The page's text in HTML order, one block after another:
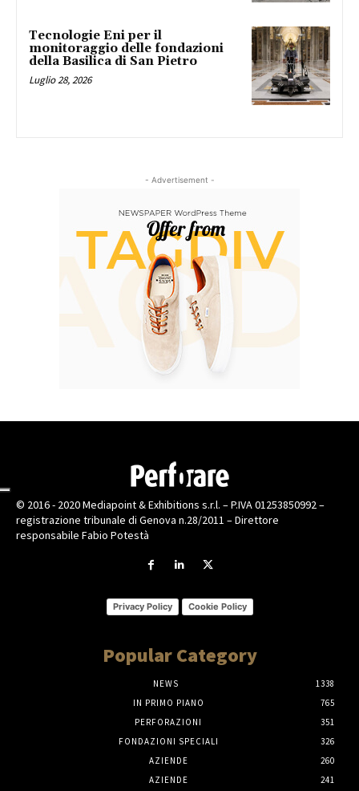
Tecnologie Eni per il
monitoraggio delle fondazioni
della Basilica di San Pietro
Luglio 28, 2026
- Advertisement -
© 2016 - 2020 Mediapoint & Exhibitions s.r.l. – P.IVA 01253850992 –
registrazione tribunale di Genova n.28/2011 – Direttore
responsabile Fabio Potestà
Privacy Policy Cookie Policy
Popular Category
NEWS
1338
IN PRIMO PIANO
765
PERFORAZIONI
351
FONDAZIONI SPECIALI
326
AZIENDE
260
AZIENDE
241